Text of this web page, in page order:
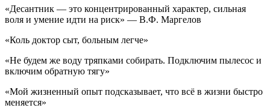
«Десантник — это концентрированный характер, сильная
воля и умение идти на риск» — В.Ф. Маргелов
«Коль доктор сыт, больным легче»
«Не будем же воду тряпками собирать. Подключим пылесос и
включим обратную тягу»
«Мой жизненный опыт подсказывает, что всё в жизни быстро
меняется»